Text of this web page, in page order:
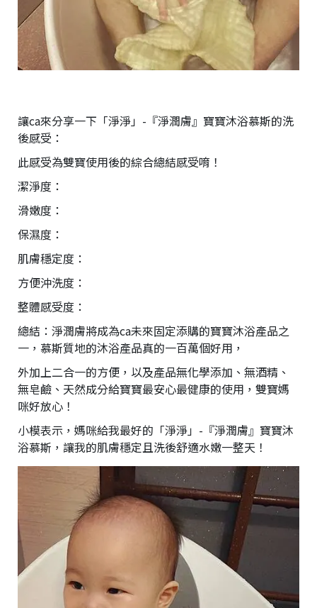
讓ca來分享一下「淨淨」-『淨潤膚』寶寶沐浴慕斯的洗
後感受：
此感受為雙寶使用後的綜合總結感受唷！
潔淨度：
滑嫩度：
保濕度：
肌膚穩定度：
方便沖洗度：
整體感受度：
總結：淨潤膚將成為ca未來固定添購的寶寶沐浴產品之
一，慕斯質地的沐浴產品真的一百萬個好用，
外加上二合一的方便，以及產品無化學添加、無酒精、
無皂鹼、天然成分給寶寶最安心最健康的使用，雙寶媽
咪好放心！
小模表示，媽咪給我最好的「淨淨」-『淨潤膚』寶寶沐
浴慕斯，讓我的肌膚穩定且洗後舒適水嫩一整天！